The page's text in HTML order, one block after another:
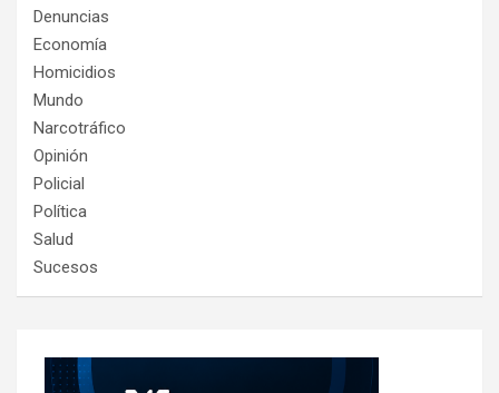
Denuncias
Economía
Homicidios
Mundo
Narcotráfico
Opinión
Policial
Política
Salud
Sucesos